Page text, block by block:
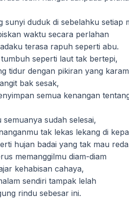
sunyi duduk di sebelahku setiap
waktu secara perlahan
terasa rapuh seperti abu.
tumbuh seperti laut tak bertepi,
tidur dengan pikiran yang
bak sesak,
semua kenangan
semuanya sudah selesai,
tak lekas lekang di
hujan badai yang tak mau
memanggilmu diam-diam
kehabisan cahaya,
sendiri tampak lelah
rindu sebesar ini.